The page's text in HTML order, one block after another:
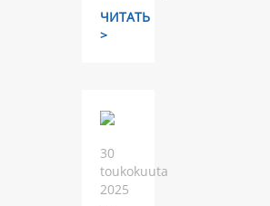
ЧИТАТЬ
>
30
toukokuuta
2025